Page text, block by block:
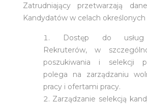
Zatrudniający przetwarzają
Kandydatów w celach określonych
Dostęp do usług
Rekruterów, w
poszukiwania i selekcji
polega na zarządzaniu
pracy i ofertami pracy.
Zarządzanie selekcją